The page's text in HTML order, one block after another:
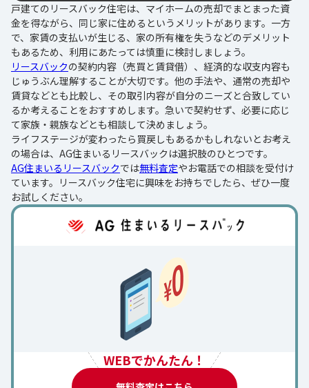
戸建てのリースバック住宅は、マイホームの売却でまとまった資
金を得ながら、同じ家に住めるというメリットがあります。一方
で、家賃の支払いが生じる、家の所有権を失うなどのデメリット
もあるため、利用にあたっては慎重に検討しましょう。
リースバックの契約内容（売買と賃貸借）、経済的な収支内容も
じゅうぶん理解することが大切です。他の手法や、通常の売却や
賃貸などとも比較し、その取引内容が自分のニーズと合致してい
るか考えることをおすすめします。急いで契約せず、必要に応じ
て家族・親族などとも相談して決めましょう。
ライフステージが変わったら買戻しもあるかもしれないとお考え
の場合は、AG住まいるリースバックは選択肢のひとつです。
AG住まいるリースバックでは無料査定やお電話での相談を受付け
ています。リースバック住宅に興味をお持ちでしたら、ぜひ一度
お試しください。
WEBでかんたん！